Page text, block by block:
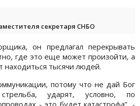
секретаря СНБО
он предлагал перекрывать
где это еще может произойти, а
находиться тысячи людей.
потому что не дай Бог
ударят, условно, по
- это будет катастрофа”, -